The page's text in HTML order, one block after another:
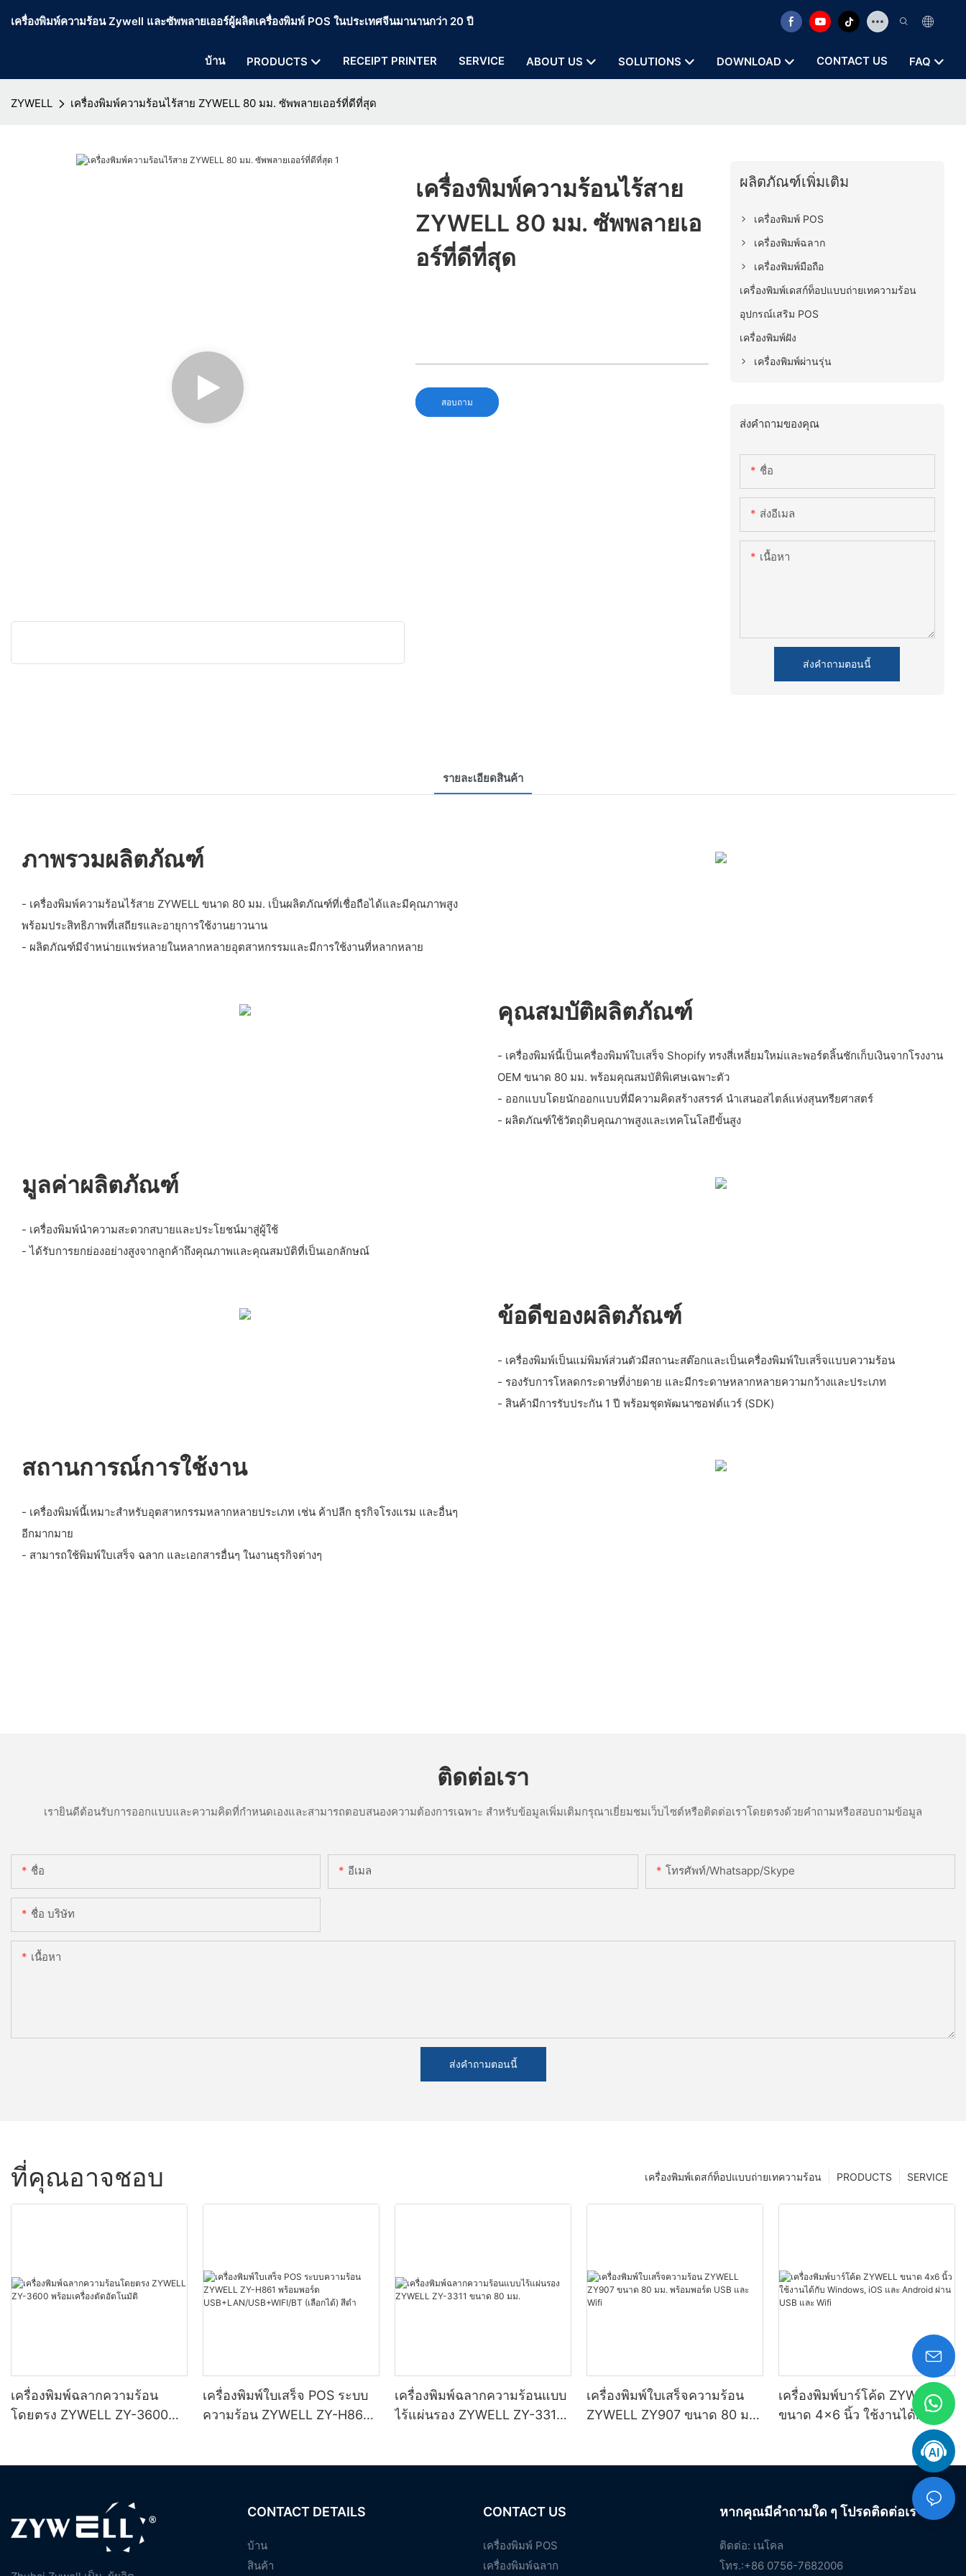
เครื่องพิมพ์ความร้อน Zywell และซัพพลายเออร์ผู้ผลิตเครื่องพิมพ์ POS ในประเทศจีนมานานกว่า 20 ปี
บ้าน PRODUCTS RECEIPT PRINTER SERVICE ABOUT US SOLUTIONS DOWNLOAD CONTACT US FAQ
ZYWELL เครื่องพิมพ์ความร้อนไร้สาย ZYWELL 80 มม. ซัพพลายเออร์ที่ดีที่สุด
เครื่องพิมพ์ความร้อนไร้สาย
ZYWELL 80 มม. ซัพพลายเอ
อร์ที่ดีที่สุด
สอบถาม
ผลิตภัณฑ์เพิ่มเติม
เครื่องพิมพ์ POS
เครื่องพิมพ์ฉลาก
เครื่องพิมพ์มือถือ
เครื่องพิมพ์เดสก์ท็อปแบบถ่ายเทความร้อน
อุปกรณ์เสริม POS
เครื่องพิมพ์ฝัง
เครื่องพิมพ์ผ่านรุ่น
ส่งคำถามของคุณ
ชื่อ
ส่งอีเมล
เนื้อหา
ส่งคำถามตอนนี้
รายละเอียดสินค้า
ภาพรวมผลิตภัณฑ์
- เครื่องพิมพ์ความร้อนไร้สาย ZYWELL ขนาด 80 มม. เป็นผลิตภัณฑ์ที่เชื่อถือได้และมีคุณภาพสูง
พร้อมประสิทธิภาพที่เสถียรและอายุการใช้งานยาวนาน
- ผลิตภัณฑ์มีจำหน่ายแพร่หลายในหลากหลายอุตสาหกรรมและมีการใช้งานที่หลากหลาย
คุณสมบัติผลิตภัณฑ์
- เครื่องพิมพ์นี้เป็นเครื่องพิมพ์ใบเสร็จ Shopify ทรงสี่เหลี่ยมใหม่และพอร์ตลิ้นชักเก็บเงินจากโรงงาน
OEM ขนาด 80 มม. พร้อมคุณสมบัติพิเศษเฉพาะตัว
- ออกแบบโดยนักออกแบบที่มีความคิดสร้างสรรค์ นำเสนอสไตล์แห่งสุนทรียศาสตร์
- ผลิตภัณฑ์ใช้วัตถุดิบคุณภาพสูงและเทคโนโลยีขั้นสูง
มูลค่าผลิตภัณฑ์
- เครื่องพิมพ์นำความสะดวกสบายและประโยชน์มาสู่ผู้ใช้
- ได้รับการยกย่องอย่างสูงจากลูกค้าถึงคุณภาพและคุณสมบัติที่เป็นเอกลักษณ์
ข้อดีของผลิตภัณฑ์
- เครื่องพิมพ์เป็นแม่พิมพ์ส่วนตัวมีสถานะสต๊อกและเป็นเครื่องพิมพ์ใบเสร็จแบบความร้อน
- รองรับการโหลดกระดาษที่ง่ายดาย และมีกระดาษหลากหลายความกว้างและประเภท
- สินค้ามีการรับประกัน 1 ปี พร้อมชุดพัฒนาซอฟต์แวร์ (SDK)
สถานการณ์การใช้งาน
- เครื่องพิมพ์นี้เหมาะสำหรับอุตสาหกรรมหลากหลายประเภท เช่น ค้าปลีก ธุรกิจโรงแรม และอื่นๆ
อีกมากมาย
- สามารถใช้พิมพ์ใบเสร็จ ฉลาก และเอกสารอื่นๆ ในงานธุรกิจต่างๆ
ติดต่อเรา
เรายินดีต้อนรับการออกแบบและความคิดที่กำหนดเองและสามารถตอบสนองความต้องการเฉพาะ สำหรับข้อมูลเพิ่มเติมกรุณาเยี่ยมชมเว็บไซต์หรือติดต่อเราโดยตรงด้วยคำถามหรือสอบถามข้อมูล
ชื่อ อีเมล โทรศัพท์/whatsapp/skype
ชื่อ บริษัท
เนื้อหา
ส่งคำถามตอนนี้
ที่คุณอาจชอบ SERVICE
PRODUCTS
เครื่องพิมพ์เดสก์ท็อปแบบถ่ายเทความร้อน
เครื่องพิมพ์ฉลากความร้อน
โดยตรง ZYWELL ZY-3600
เครื่องพิมพ์ใบเสร็จ POS ระบบ
ความร้อน ZYWELL ZY-H861
เครื่องพิมพ์ฉลากความร้อนแบบ
ไร้แผ่นรอง ZYWELL ZY-3311
เครื่องพิมพ์ใบเสร็จความร้อน
ZYWELL ZY907 ขนาด 80 มม.
เครื่องพิมพ์บาร์โค้ด ZYWELL
ขนาด 4x6 นิ้ว ใช้งานได้กับ
Windows, iOS และ Android
CONTACT DETAILS
บ้าน
สินค้า
CONTACT US
เครื่องพิมพ์ POS
เครื่องพิมพ์ฉลาก
หากคุณมีคำถามใด ๆ โปรดติดต่อเรา
ติดต่อ: เนโคล
โทร.:+86 0756-7682006